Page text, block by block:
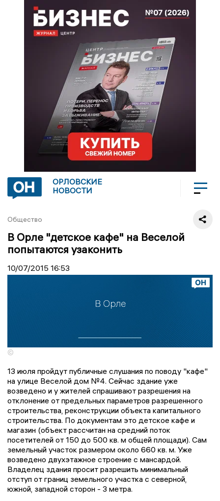
ОРЛОВСКИЕ
НОВОСТИ
Общество
В Орле "детское кафе" на Веселой
попытаются узаконить
10/07/2015 16:53
©
13 июля пройдут публичные слушания по поводу "кафе"
на улице Веселой дом №4. Сейчас здание уже
возведено и у жителей спрашивают разрешения на
отклонение от предельных параметров разрешенного
строительства, реконструкции объекта капитального
строительства. По документам это детское кафе и
магазин (объект рассчитан на средний поток
посетителей от 150 до 500 кв. м общей площади). Сам
земельный участок размером около 660 кв. м. Уже
возведено двухэтажное строение с мансардой.
Владелец здания просит разрешить минимальный
отступ от границ земельного участка с северной,
южной, западной сторон - 3 метра.